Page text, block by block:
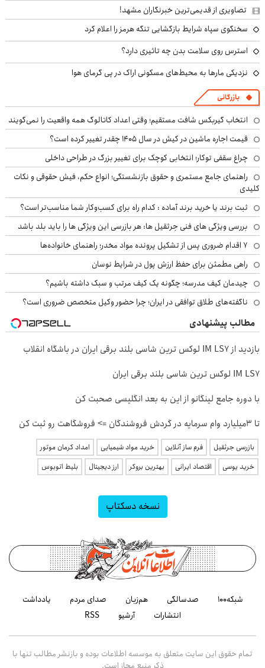
تصاویری از قدیمی‌ترین خبرنگاران مشهد!
سخنگوی سپاه شرایط بازگشایی تنگه هرمز را اعلام کرد
استرس روی سلامت بدن چه تاثیری دارد؟
نزدیکی مارها به محیط‌های مسکونی اراک در پی گرمای هوا
بازرگانی
انتخاب گیربکس شافت مستقیم؛ وقتی اعداد کاتالوگ همه واقعیت را نمی‌گویند
قیمت اجاره ماشین در کیش در سال ۱۴۰۵ چقدر تغییر کرده است؟
چراغ سقفی توکار؛ انتخابی کوچک برای تغییر بزرگ در طراحی داخلی
راهنمای جامع مستمری و حقوق بازنشستگی؛ انواع حکم، فیش حقوقی و نکات
کلیدی
ثبت برند یا خرید برند آماده : کدام راه برای کسب‌وکار شما مناسب‌تر است؟
بررسی ویژگی های فنی جرثقیل ها: هر بازرسی این ویژگی ها را باید بلد باشد
۷ اقدام ضروری پس از تشکیل پرونده مواد مخدر؛ راهنمای خانواده‌ها
راهی مطمئن برای حفظ ارزش پول در شرایط نوسان
چیدمان کیف مدرسه؛ چگونه یک کیف مرتب و سبک داشته باشیم؟
ناگفته‌های طلاق توافقی در ایران؛ چرا حضور وکیل متخصص ضروری است؟
مطالب پیشنهادی
بازدید از IM LS7 لوکس ترین شاسی بلند برقی ایران در باشگاه انقلاب
IM LS7 لوکس ترین شاسی بلند برقی ایران
با دوره جامع لینگانو از این به بعد انگلیسی صحبت کن
تا 3میلیارد وام سرمایه در گردش فروشندگان => فروشگاهت رو ثبت کن
بازرسی جرثقیل فرم ساز آنلاین خرید مواد شیمیایی
امداد کرمان موتور
خرید یوسی
اقتصاد ایرانی بهترین بروکر ارز دیجیتال بلیط اتوبوس
نسخه دسکتاپ
شبکه۱۰۰ صدسالگی هم‌زبان صدای مردم
یادداشت
انتشارات
آرشیو RSS
تمام حقوق این سایت متعلق به موسسه اطلاعات بوده و بازنشر مطالب تنها با